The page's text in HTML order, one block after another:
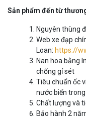
Sản phẩm đến từ
Nguyên thùng
Web xe đạp
Loan: https://
Nan hoa bằng
chống gỉ sét
Tiêu chuẩn ốc
nước biển
Chất lượng và
Bảo hành 2